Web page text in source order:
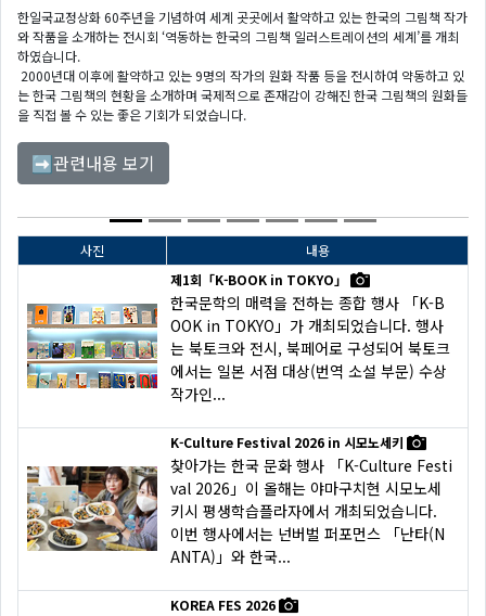
한일국교정상화 60주년을 기념하여 세계 곳곳에서 활약하고 있는 한국의 그림책 작가
와 작품을 소개하는 전시회 ‘역동하는 한국의 그림책 일러스트레이션의 세계’를 개최
하였습니다.
2000년대 이후에 활약하고 있는 9명의 작가의 원화 작품 등을 전시하여 약동하고 있
는 한국 그림책의 현황을 소개하며 국제적으로 존재감이 강해진 한국 그림책의 원화들
을 직접 볼 수 있는 좋은 기회가 되었습니다.
➡관련내용 보기
사진
내용
제1회「K-BOOK in TOKYO」
한국문학의 매력을 전하는 종합 행사 「K-B
OOK in TOKYO」가 개최되었습니다. 행사
는 북토크와 전시, 북페어로 구성되어 북토크
에서는 일본 서점 대상(번역 소설 부문) 수상
작가인...
K-Culture Festival 2026 in 시모노세키
찾아가는 한국 문화 행사 「K-Culture Festi
val 2026」이 올해는 야마구치현 시모노세
키시 평생학습플라자에서 개최되었습니다.
이번 행사에서는 넌버벌 퍼포먼스 「난타(N
ANTA)」와 한국...
KOREA FES 2026